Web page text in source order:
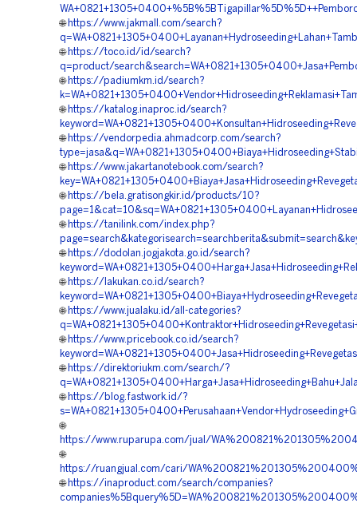
🌐 https://www.jakmall.com/search?
🌐 https://toco.id/id/search?
q=product/
🌐 https://padiumkm.id/search?
🌐 https://katalog.inaproc.id/search?
🌐 https://vendorpedia.ahmadcorp.com/search?
🌐 https://www.jakartanotebook.com/search?
🌐 https://bela.gratisongkir.id/products/10?
🌐 https://tanilink.com/index.php?
🌐 https://dodolan.jogjakota.go.id/search?
🌐 https://lakukan.co.id/search?
🌐 https://www.jualaku.id/all-categories?
🌐 https://www.pricebook.co.id/search?
🌐 https://direktoriukm.com/search/?
🌐 https://blog.fastwork.id/?
🌐
https://www.ruparupa.com/jual/
🌐
https://ruangjual.com/cari/
🌐 https://inaproduct.com/search/companies?